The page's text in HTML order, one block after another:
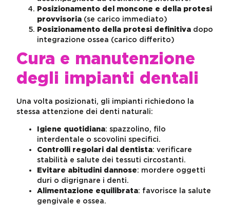
Posizionamento del moncone e della protesi
provvisoria (se carico immediato)
Posizionamento della protesi definitiva dopo
integrazione ossea (carico differito)
Cura e manutenzione
degli impianti dentali
Una volta posizionati, gli impianti richiedono la
stessa attenzione dei denti naturali:
Igiene quotidiana: spazzolino, filo
interdentale o scovolini specifici.
Controlli regolari dal dentista: verificare
stabilità e salute dei tessuti circostanti.
Evitare abitudini dannose: mordere oggetti
duri o digrignare i denti.
Alimentazione equilibrata: favorisce la salute
gengivale e ossea.